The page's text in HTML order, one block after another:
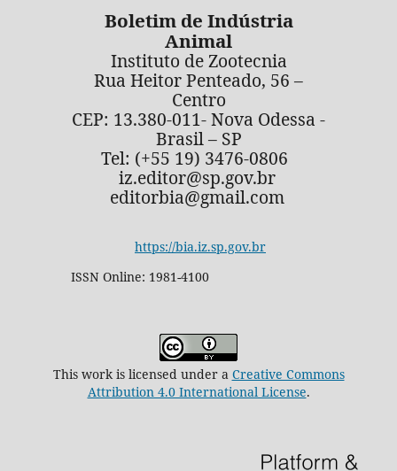
Boletim de Indústria
Animal
Instituto de Zootecnia
Rua Heitor Penteado, 56 –
Centro
CEP: 13.380-011- Nova Odessa -
Brasil – SP
Tel: (+55 19) 3476-0806
iz.editor@sp.gov.br
editorbia@gmail.com
https://bia.iz.sp.gov.br
ISSN Online: 1981-4100
This work is licensed under a Creative Commons
Attribution 4.0 International License.